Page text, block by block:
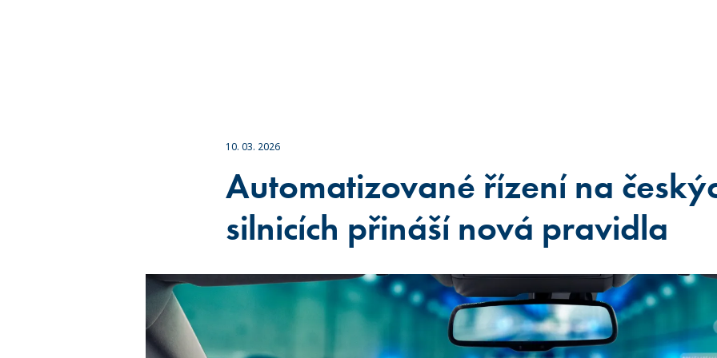
10. 03. 2026
Automatizované řízení na
silnicích přináší nová pravidla